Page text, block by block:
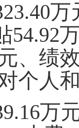
23.40万
54.92
、绩
个人
9.16万